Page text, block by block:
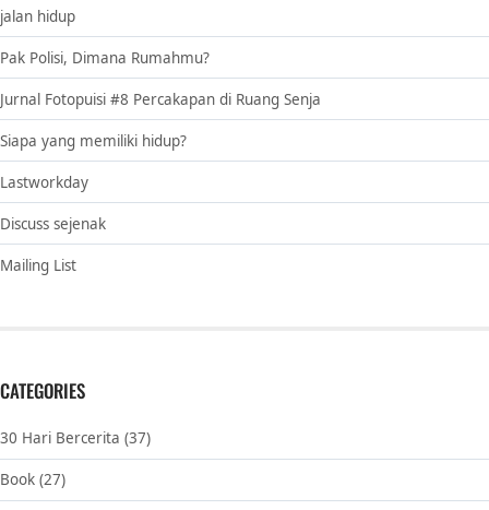
jalan hidup
Pak Polisi, Dimana Rumahmu?
Jurnal Fotopuisi #8 Percakapan di Ruang Senja
Siapa yang memiliki hidup?
Lastworkday
Discuss sejenak
Mailing List
CATEGORIES
30 Hari Bercerita (37)
Book (27)